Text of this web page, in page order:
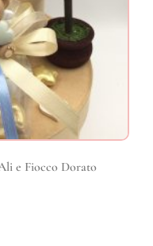
e Fiocco Dorato